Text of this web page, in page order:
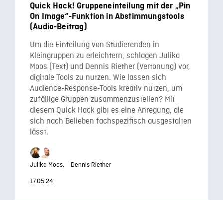
Quick Hack! Gruppeneinteilung mit der „Pin
On Image“-Funktion in Abstimmungstools
(Audio-Beitrag)
Um die Einteilung von Studierenden in
Kleingruppen zu erleichtern, schlagen Julika
Moos (Text) und Dennis Riether (Vertonung) vor,
digitale Tools zu nutzen. Wie lassen sich
Audience-Response-Tools kreativ nutzen, um
zufällige Gruppen zusammenzustellen? Mit
diesem Quick Hack gibt es eine Anregung, die
sich nach Belieben fachspezifisch ausgestalten
lässt.
Julika Moos,
Dennis Riether
17.05.24